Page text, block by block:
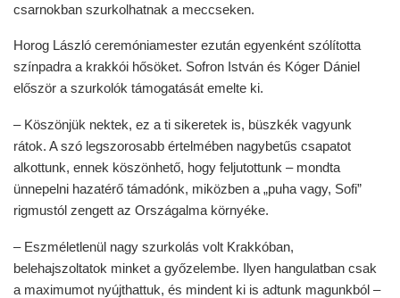
csarnokban szurkolhatnak a meccseken.
Horog László ceremóniamester ezután egyenként szólította
színpadra a krakkói hősöket. Sofron István és Kóger Dániel
először a szurkolók támogatását emelte ki.
– Köszönjük nektek, ez a ti sikeretek is, büszkék vagyunk
rátok. A szó legszorosabb értelmében nagybetűs csapatot
alkottunk, ennek köszönhető, hogy feljutottunk – mondta
ünnepelni hazatérő támadónk, miközben a „puha vagy, Sofi”
rigmustól zengett az Országalma környéke.
– Eszméletlenül nagy szurkolás volt Krakkóban,
belehajszoltatok minket a győzelembe. Ilyen hangulatban csak
a maximumot nyújthattuk, és mindent ki is adtunk magunkból –